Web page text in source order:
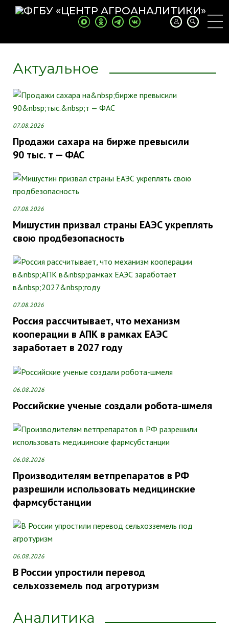
Актуальное
07.08.2026
Продажи сахара на бирже превысили
90 тыс. т — ФАС
07.08.2026
Мишустин призвал страны ЕАЭС укреплять
свою продбезопасность
07.08.2026
Россия рассчитывает, что механизм
кооперации в АПК в рамках ЕАЭС
заработает в 2027 году
06.08.2026
Российские ученые создали робота-шмеля
06.08.2026
Производителям ветпрепаратов в РФ
разрешили использовать медицинские
фармсубстанции
06.08.2026
В России упростили перевод
сельхозземель под агротуризм
Аналитика